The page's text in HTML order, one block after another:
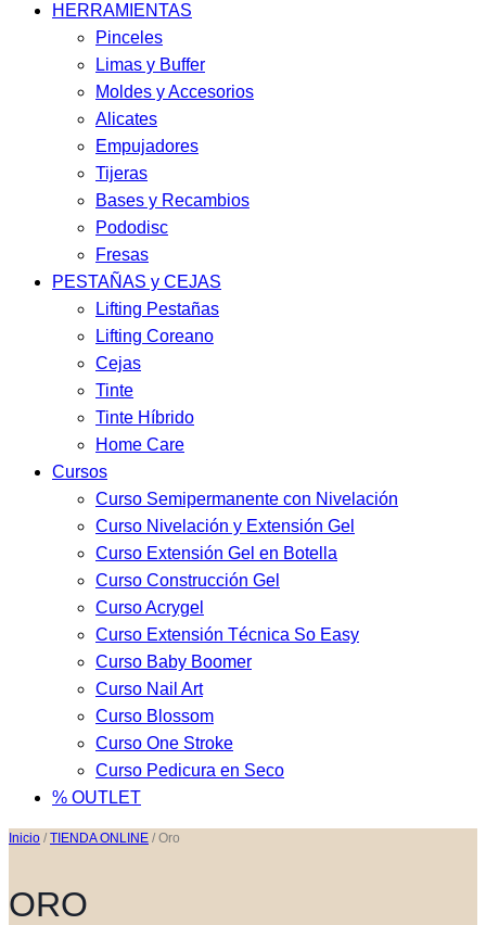
HERRAMIENTAS
Pinceles
Limas y Buffer
Moldes y Accesorios
Alicates
Empujadores
Tijeras
Bases y Recambios
Pododisc
Fresas
PESTAÑAS y CEJAS
Lifting Pestañas
Lifting Coreano
Cejas
Tinte
Tinte Híbrido
Home Care
Cursos
Curso Semipermanente con Nivelación
Curso Nivelación y Extensión Gel
Curso Extensión Gel en Botella
Curso Construcción Gel
Curso Acrygel
Curso Extensión Técnica So Easy
Curso Baby Boomer
Curso Nail Art
Curso Blossom
Curso One Stroke
Curso Pedicura en Seco
% OUTLET
Inicio / TIENDA ONLINE / Oro
ORO